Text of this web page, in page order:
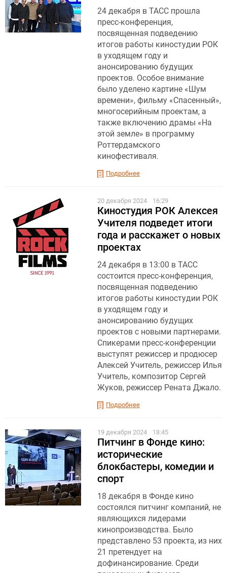
24 декабря в ТАСС прошла
пресс-конференция,
посвященная подведению
итогов работы киностудии РОК
в уходящем году и
анонсированию будущих
проектов. Особое внимание
было уделено картине «Шум
времени», фильму «Спасенный»,
многосерийным проектам, а
также включению драмы «На
этой земле» в программу
Роттердамского
кинофестиваля.
Подробнее
20 декабря 2024 16:29
Киностудия РОК Алексея
Учителя подведет итоги
года и расскажет о новых
проектах
24 декабря в 13:00 в ТАСС
состоится пресс-конференция,
посвященная подведению
итогов работы киностудии РОК
в уходящем году и
анонсированию будущих
проектов с новыми партнерами.
Спикерами пресс-конференции
выступят режиссер и продюсер
Алексей Учитель, режиссер Илья
Учитель, композитор Сергей
Жуков, режиссер Рената Джало.
Подробнее
19 декабря 2024 18:45
Питчинг в Фонде кино:
исторические
блокбастеры, комедии и
спорт
18 декабря в Фонде кино
состоялся питчинг компаний, не
являющихся лидерами
кинопроизводства. Было
представлено 53 проекта, из них
21 претендует на
дофинансирование. Среди